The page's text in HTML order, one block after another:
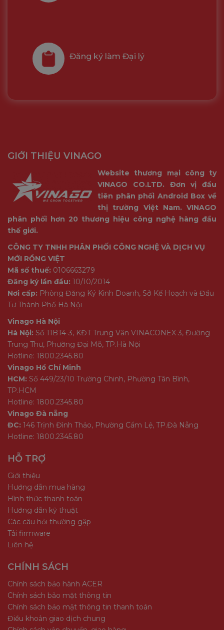
Đăng ký làm Đại lý
GIỚI THIỆU VINAGO
Website thương mại công ty
VINAGO CO.LTD. Đơn vị đầu
tiên phân phối Android Box về
thị trường Việt Nam. VINAGO
phân phối hơn 20 thương hiệu công nghệ hàng đầu
thế giới.
CÔNG TY TNHH PHÂN PHỐI CÔNG NGHỆ VÀ DỊCH VỤ
MỚI RỒNG VIỆT
Mã số thuế: 0106663279
Đăng ký lần đầu: 10/10/2014
Nơi cấp: Phòng Đăng Ký Kinh Doanh, Sở Kế Hoạch và Đầu
Tư Thành Phố Hà Nội
Vinago Hà Nội
Hà Nội: Số 11BT4-3, KĐT Trung Văn VINACONEX 3, Đường
Trung Thư, Phường Đại Mỗ, TP.Hà Nội
Hotline: 1800.2345.80
Vinago Hồ Chí Minh
HCM: Số 449/23/10 Trường Chinh, Phường Tân Bình,
TP.HCM
Hotline: 1800.2345.80
Vinago Đà nẵng
ĐC: 146 Trịnh Đình Thảo, Phường Cẩm Lệ, TP.Đà Nẵng
Hotline: 1800.2345.80
HỖ TRỢ
Giới thiệu
Hướng dẫn mua hàng
Hình thức thanh toán
Hướng dẫn kỹ thuật
Các câu hỏi thường gặp
Tải firmware
Liên hệ
CHÍNH SÁCH
Chính sách bảo hành ACER
Chính sách bảo mật thông tin
Chính sách bảo mật thông tin thanh toán
Điều khoản giao dịch chung